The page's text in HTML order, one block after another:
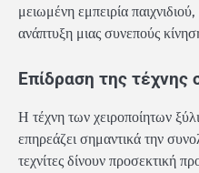
μειωμένη εμπειρία
ανάπτυξη μιας συνεπούς
Επίδραση της τέχνης
Η τέχνη των χειροποίητων
επηρεάζει σημαντικά την
τεχνίτες δίνουν προσεκτική